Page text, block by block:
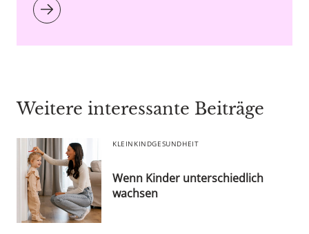
Weitere interessante Beiträge
KLEINKINDGESUNDHEIT
Wenn Kinder unterschiedlich
wachsen